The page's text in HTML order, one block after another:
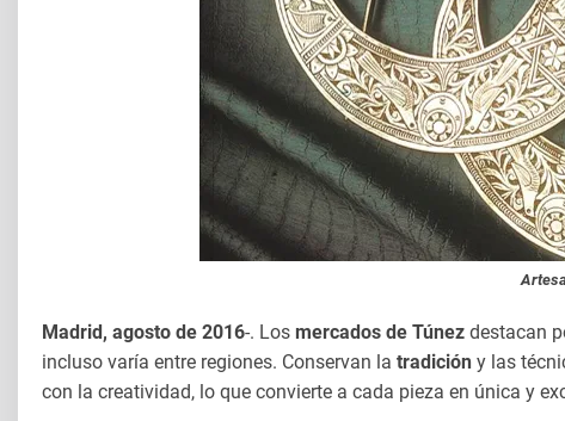
Madrid, agosto de 2016-. Los mercados de Túnez destacan
incluso varía entre regiones. Conservan la tradición y las
con la creatividad, lo que convierte a cada pieza en única y